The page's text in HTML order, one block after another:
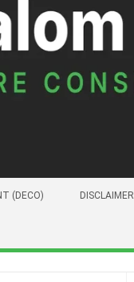
(DECO) DISCLAIMER